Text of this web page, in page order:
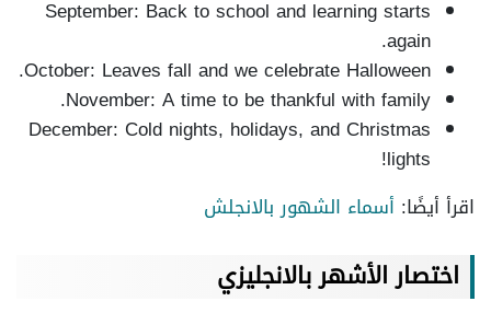
September: Back to school and learning starts
again.
October: Leaves fall and we celebrate Halloween.
November: A time to be thankful with family.
December: Cold nights, holidays, and Christmas
lights!
اقرأ أيضًا: أسماء الشهور بالانجلش
اختصار الأشهر بالانجليزي